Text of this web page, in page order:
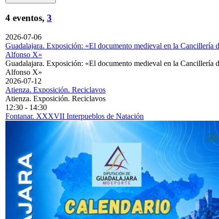
4 eventos, 3
2026-07-06
Guadalajara. Exposición: «El documento medieval en la Cancillería
Alfonso X»
Guadalajara. Exposición: «El documento medieval en la Cancillería
Alfonso X»
2026-07-12
Atienza. Exposición. Reciclavos
Atienza. Exposición. Reciclavos
12:30 - 14:30
Fontanar. XXXVII Interpueblos de Natación